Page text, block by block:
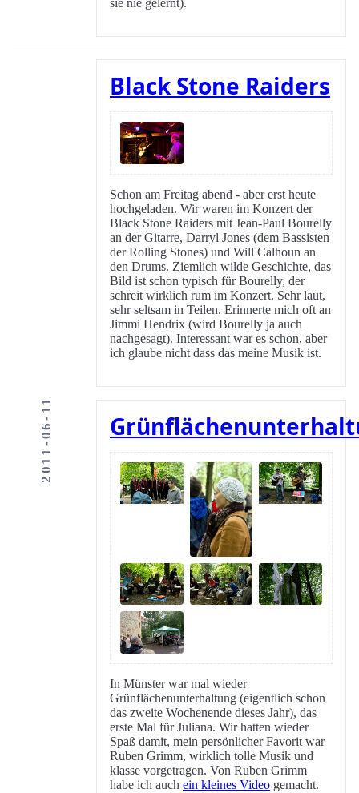
sie nie gelernt).
2011-06-11
Black Stone Raiders
Schon am Freitag abend - aber erst heute
hochgeladen. Wir waren im Konzert der
Black Stone Raiders mit Jean-Paul Bourelly
an der Gitarre, Darryl Jones (dem Bassisten
der Rolling Stones) und Will Calhoun an
den Drums. Ziemlich wilde Geschichte, das
Bild ist schon typisch für Bourelly, der
schreit wirklich rum im Konzert. Sehr laut,
sehr seltsam in Teilen. Erinnerte mich oft an
Jimmi Hendrix (wird Bourelly ja auch
nachgesagt). Interessant war es schon, aber
ich glaube nicht dass das meine Musik ist.
In Münster war mal wieder
Grünflächenunterhaltung (eigentlich schon
das zweite Wochenende dieses Jahr), das
erste Mal für Juliana. Wir hatten wieder
Spaß damit, mein persönlicher Favorit war
Ruben Grimm, wirklich tolle Musik und
klasse vorgetragen. Von Ruben Grimm
habe ich auch ein kleines Video gemacht.